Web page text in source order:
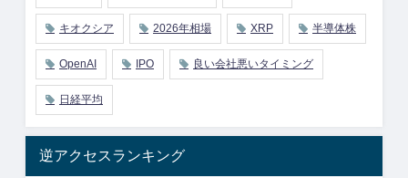
キオクシア 2026年相場 XRP 半導体株
OpenAI IPO 良い会社悪いタイミング
日経平均
逆アクセスランキング